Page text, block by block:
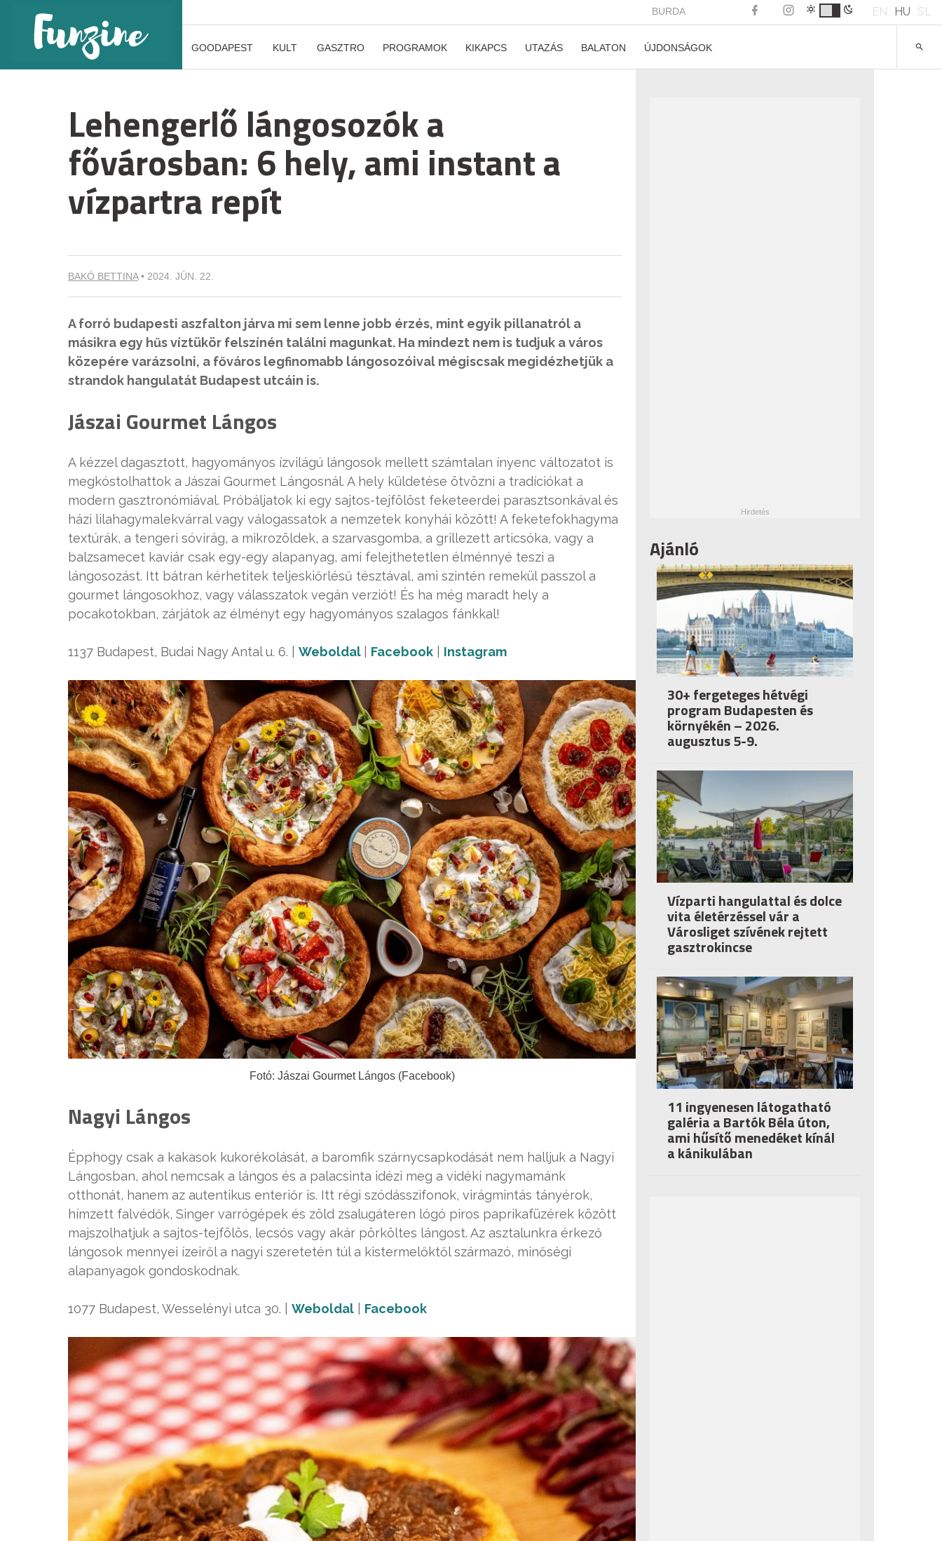
BURDA EN HU SL
GOODAPEST KULT GASZTRO PROGRAMOK KIKAPCS UTAZÁS BALATON ÚJDONSÁGOK
Lehengerlő lángosozók a
fővárosban: 6 hely, ami instant a
vízpartra repít
BAKÓ BETTINA• 2024. JÚN. 22.
A forró budapesti aszfalton járva mi sem lenne jobb érzés, mint egyik pillanatról a
másikra egy hűs víztükör felszínén találni magunkat. Ha mindezt nem is tudjuk a város
közepére varázsolni, a főváros legfinomabb lángosozóival mégiscsak megidézhetjük a
strandok hangulatát Budapest utcáin is.
Jászai Gourmet Lángos
A kézzel dagasztott, hagyományos ízvilágú lángosok mellett számtalan ínyenc változatot is
megkóstolhattok a Jászai Gourmet Lángosnál. A hely küldetése ötvözni a tradíciókat a
modern gasztronómiával. Próbáljatok ki egy sajtos-tejfölöst feketeerdei parasztsonkával és
házi lilahagymalekvárral vagy válogassatok a nemzetek konyhái között! A feketefokhagyma
textúrák, a tengeri sóvirág, a mikrozöldek, a szarvasgomba, a grillezett articsóka, vagy a
balzsamecet kaviár csak egy-egy alapanyag, ami felejthetetlen élménnyé teszi a
lángosozást. Itt bátran kérhetitek teljeskiőrlésű tésztával, ami szintén remekül passzol a
gourmet lángosokhoz, vagy válasszatok vegán verziót! És ha még maradt hely a
pocakotokban, zárjátok az élményt egy hagyományos szalagos fánkkal!
1137 Budapest, Budai Nagy Antal u. 6. | Weboldal Facebook Instagram
Fotó: Jászai Gourmet Lángos (Facebook)
Nagyi Lángos
Épphogy csak a kakasok kukorékolását, a baromfik szárnycsapkodását nem halljuk a Nagyi
Lángosban, ahol nemcsak a lángos és a palacsinta idézi meg a vidéki nagymamánk
otthonát, hanem az autentikus enteriőr is. Itt régi szódásszifonok, virágmintás tányérok,
hímzett falvédők, Singer varrógépek és zöld zsalugáteren lógó piros paprikafüzérek között
majszolhatjuk a sajtos-tejfölös, lecsós vagy akár pörköltes lángost. Az asztalunkra érkező
lángosok mennyei ízeiről a nagyi szeretetén túl a kistermelőktől származó, minőségi
alapanyagok gondoskodnak.
1077 Budapest, Wesselényi utca 30. | Weboldal Facebook
Ajánló
30+ fergeteges hétvégi
program Budapesten és
környékén – 2026.
augusztus 5-9.
Vízparti hangulattal és dolce
vita életérzéssel vár a
Városliget szívének rejtett
gasztrokincse
11 ingyenesen látogatható
galéria a Bartók Béla úton,
ami hűsítő menedéket kínál
a kánikulában